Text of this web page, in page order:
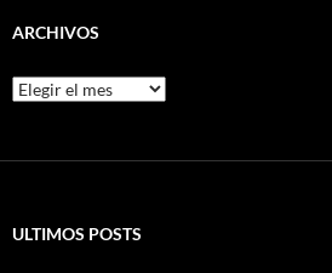
ARCHIVOS
Archivos
ULTIMOS POSTS